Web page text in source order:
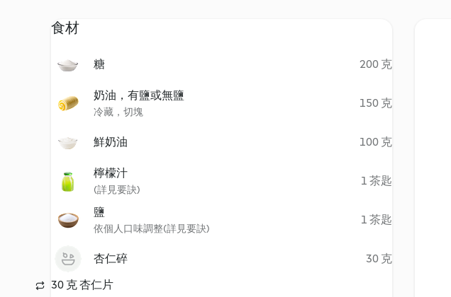
食材
糖 200 克
奶油，有鹽或無鹽
冷藏，切塊
150 克
鮮奶油 100 克
檸檬汁
(詳見要訣)
1 茶匙
鹽
依個人口味調整(詳見要訣)
1 茶匙
杏仁碎
30 克
30 克 杏仁片